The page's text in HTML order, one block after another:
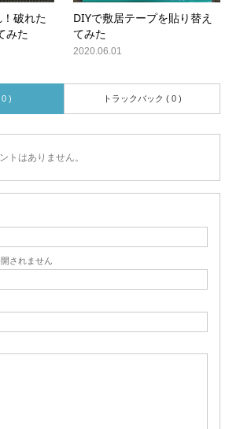
破れた
みた
DIYで敷居テープを貼り替え
てみた
2020.06.01
) トラックバック ( 0 )
トはありません。
されません